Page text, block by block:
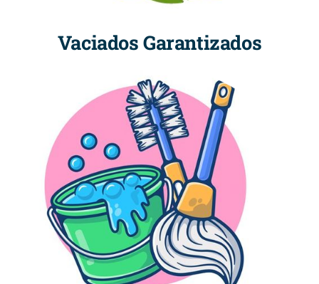
Vaciados Garantizados